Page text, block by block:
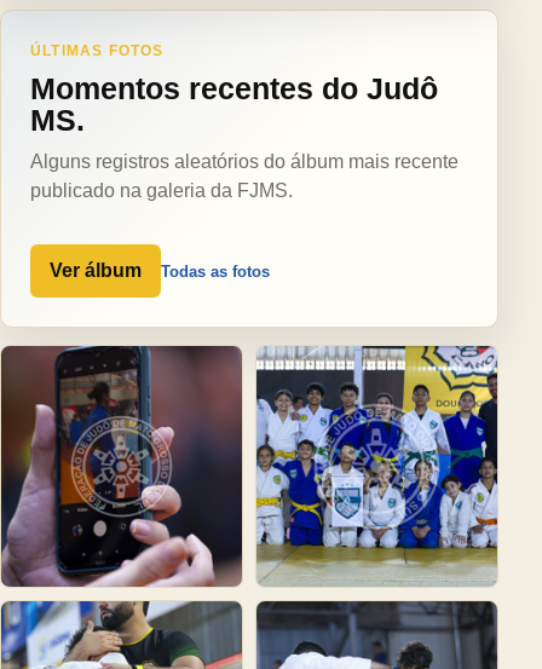
ÚLTIMAS FOTOS
Momentos recentes do Judô
MS.
Alguns registros aleatórios do álbum mais recente
publicado na galeria da FJMS.
Ver álbum Todas as fotos